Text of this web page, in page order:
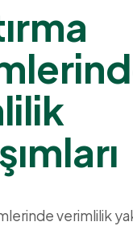
verimlilik